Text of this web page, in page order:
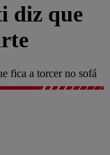
diz que
fica a torcer no sofá